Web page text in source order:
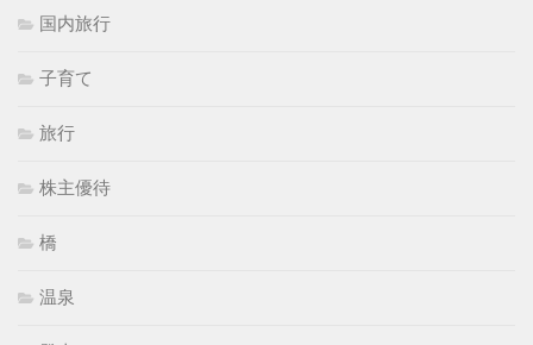
国内旅行
子育て
旅行
株主優待
橋
温泉